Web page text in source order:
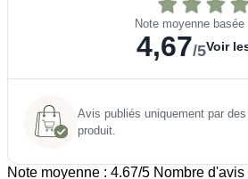
Note moyenne
4,67/5Voir
Avis publiés uniquement par
produit.
Note moyenne : 4.67/5 Nombre d'avis